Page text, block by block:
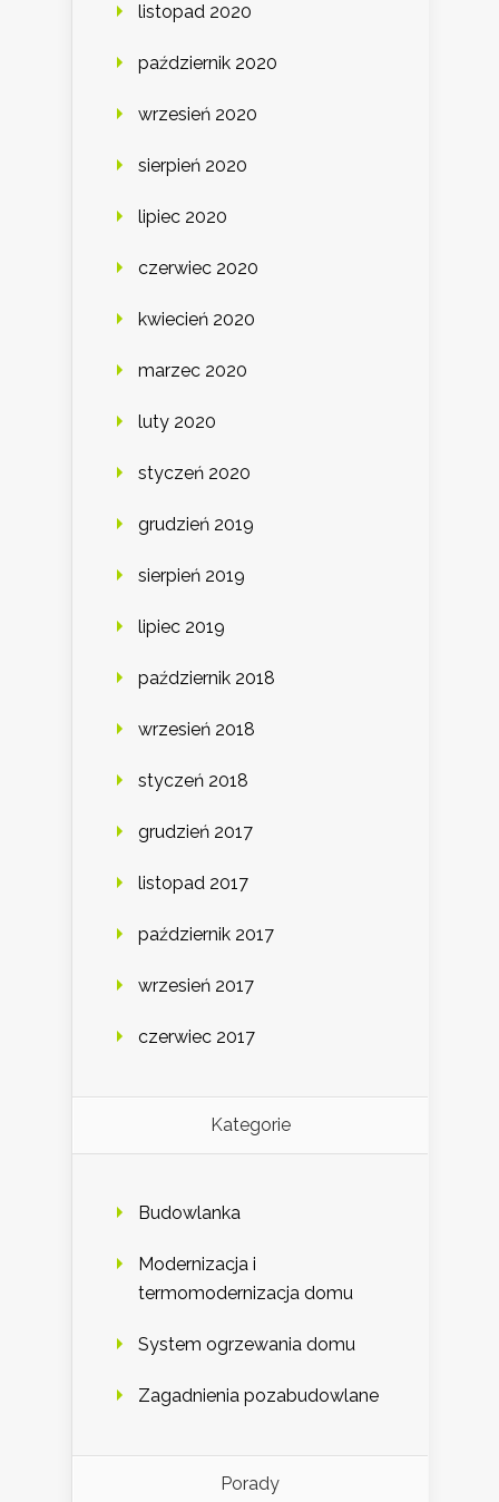
listopad 2020
październik 2020
wrzesień 2020
sierpień 2020
lipiec 2020
czerwiec 2020
kwiecień 2020
marzec 2020
luty 2020
styczeń 2020
grudzień 2019
sierpień 2019
lipiec 2019
październik 2018
wrzesień 2018
styczeń 2018
grudzień 2017
listopad 2017
październik 2017
wrzesień 2017
czerwiec 2017
Kategorie
Budowlanka
Modernizacja i
termomodernizacja domu
System ogrzewania domu
Zagadnienia pozabudowlane
Porady